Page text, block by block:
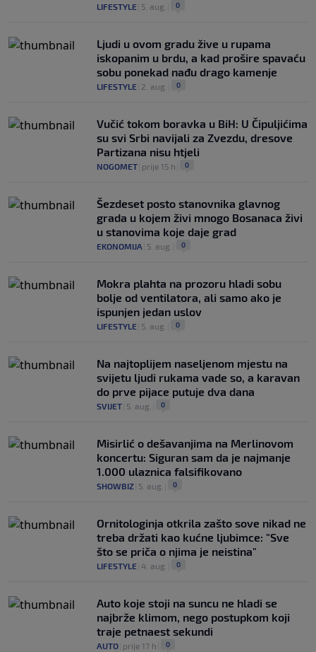
LIFESTYLE 5. aug. 0
Ljudi u ovom gradu žive u rupama
iskopanim u brdu, a kad prošire spavaću
sobu ponekad nađu drago kamenje
LIFESTYLE 2. aug. 0
Vučić tokom boravka u BiH: U Čipuljićima
su svi Srbi navijali za Zvezdu, dresove
Partizana nisu htjeli
NOGOMET prije 15 h 0
Šezdeset posto stanovnika glavnog
grada u kojem živi mnogo Bosanaca živi
u stanovima koje daje grad
EKONOMIJA 5. aug. 0
Mokra plahta na prozoru hladi sobu
bolje od ventilatora, ali samo ako je
ispunjen jedan uslov
LIFESTYLE 5. aug. 0
Na najtoplijem naseljenom mjestu na
svijetu ljudi rukama vade so, a karavan
do prve pijace putuje dva dana
SVIJET 5. aug. 0
Misirlić o dešavanjima na Merlinovom
koncertu: Siguran sam da je najmanje
1.000 ulaznica falsifikovano
SHOWBIZ 5. aug. 0
Ornitologinja otkrila zašto sove nikad ne
treba držati kao kućne ljubimce: "Sve
što se priča o njima je neistina"
LIFESTYLE 4. aug. 0
Auto koje stoji na suncu ne hladi se
najbrže klimom, nego postupkom koji
traje petnaest sekundi
AUTO prije 17 h 0